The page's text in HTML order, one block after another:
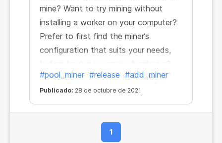
mine? Want to try mining without
installing a worker on your computer?
Prefer to first find the miner’s
configuration that suits your needs,
before buying expensive hardware?
Now you can do it all! That’s right, you
don't need to install a miner on your
own computer to start earning.
#pool_miner #release #add_miner
Publicado: 28 de octubre de 2021
1